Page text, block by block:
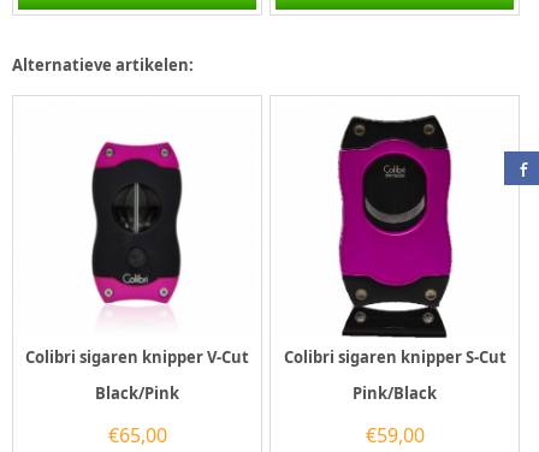
is voorzien van twee...
voorzien van twee
Alternatieve artikelen:
Colibri sigaren knipper V-Cut
Black/Pink
€65,00
Colibri sigaren knipper S-Cut
Pink/Black
€59,00